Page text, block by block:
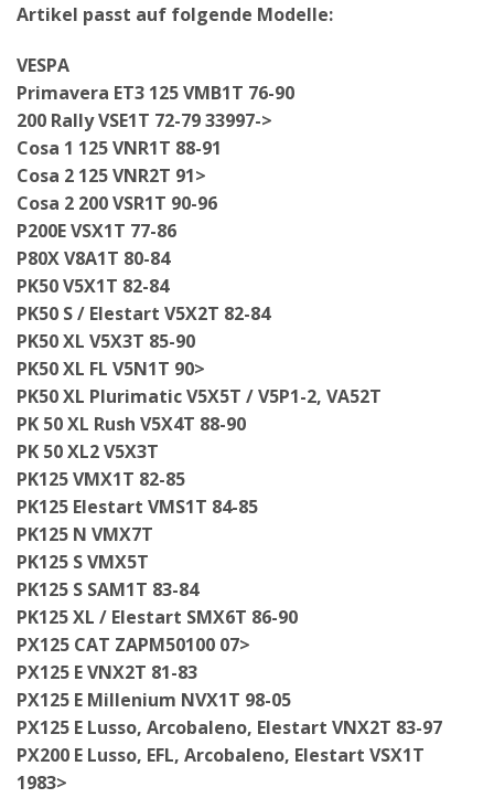
Artikel passt auf folgende Modelle:
VESPA
Primavera ET3 125 VMB1T 76-90
200 Rally VSE1T 72-79 33997->
Cosa 1 125 VNR1T 88-91
Cosa 2 125 VNR2T 91>
Cosa 2 200 VSR1T 90-96
P200E VSX1T 77-86
P80X V8A1T 80-84
PK50 V5X1T 82-84
PK50 S / Elestart V5X2T 82-84
PK50 XL V5X3T 85-90
PK50 XL FL V5N1T 90>
PK50 XL Plurimatic V5X5T / V5P1-2, VA52T
PK 50 XL Rush V5X4T 88-90
PK 50 XL2 V5X3T
PK125 VMX1T 82-85
PK125 Elestart VMS1T 84-85
PK125 N VMX7T
PK125 S VMX5T
PK125 S SAM1T 83-84
PK125 XL / Elestart SMX6T 86-90
PX125 CAT ZAPM50100 07>
PX125 E VNX2T 81-83
PX125 E Millenium NVX1T 98-05
PX125 E Lusso, Arcobaleno, Elestart VNX2T 83-97
PX200 E Lusso, EFL, Arcobaleno, Elestart VSX1T
1983>